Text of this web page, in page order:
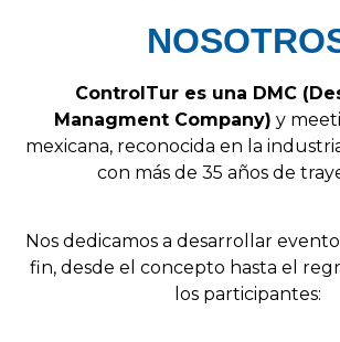
ControlTur es una DMC (
Managment Company) y
mexicana, reconocida en la
con más de 35 años de
Nos dedicamos a desarrollar
fin, desde el concepto hasta el
los participantes: